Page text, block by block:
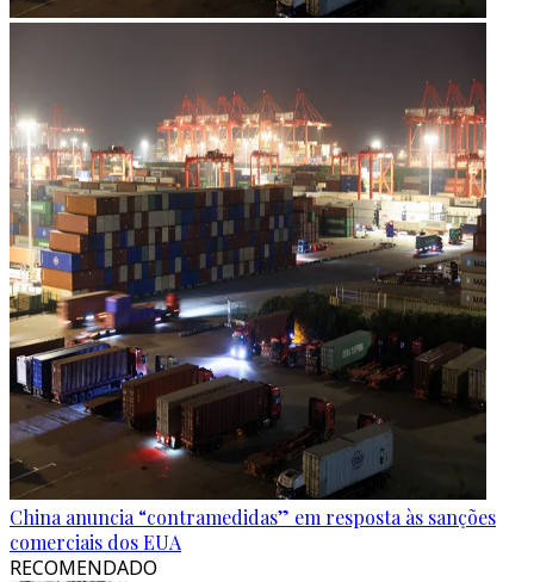
China anuncia “contramedidas” em resposta às sanções
comerciais dos EUA
RECOMENDADO